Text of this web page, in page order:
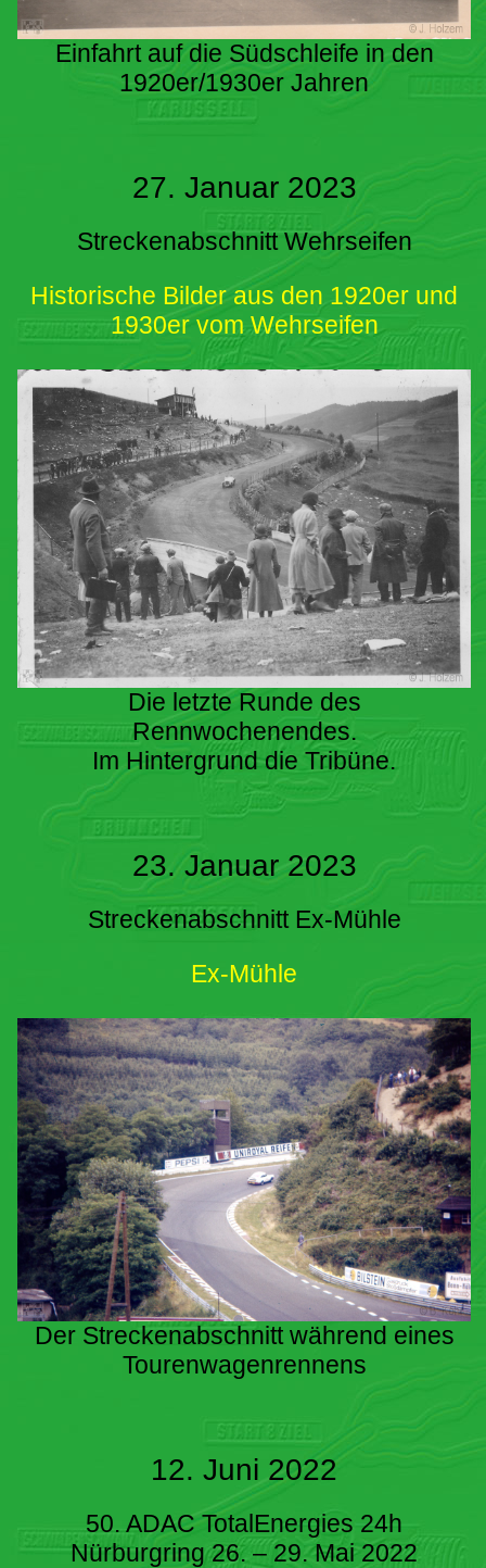
Einfahrt auf die Südschleife in den
1920er/1930er Jahren
27. Januar 2023
Streckenabschnitt Wehrseifen
Historische Bilder aus den 1920er und
1930er vom Wehrseifen
Die letzte Runde des
Rennwochenendes.
Im Hintergrund die Tribüne.
23. Januar 2023
Streckenabschnitt Ex-Mühle
Ex-Mühle
Der Streckenabschnitt während eines
Tourenwagenrennens
12. Juni 2022
50. ADAC TotalEnergies 24h
Nürburgring 26. – 29. Mai 2022